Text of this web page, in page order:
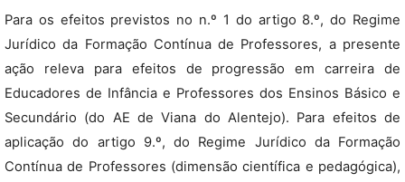
Para os efeitos previstos no n.º 1 do artigo 8.º, do Regime
Jurídico da Formação Contínua de Professores, a presente
ação releva para efeitos de progressão em carreira de
Educadores de Infância e Professores dos Ensinos Básico e
Secundário (do AE de Viana do Alentejo). Para efeitos de
aplicação do artigo 9.º, do Regime Jurídico da Formação
Contínua de Professores (dimensão científica e pedagógica),